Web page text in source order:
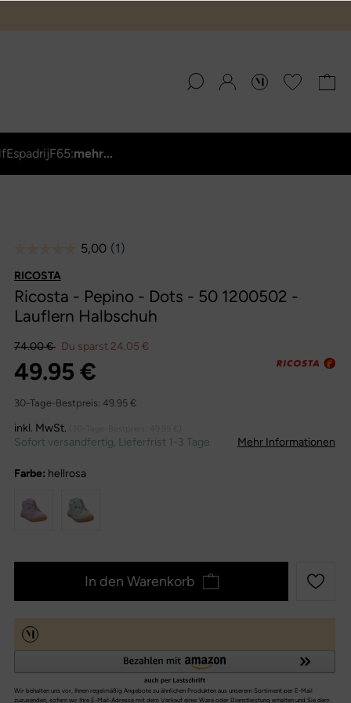
EspadrijF65:mehr...
RICOSTA
Ricosta - Pepino - Dots - 50 1200502 -
Lauflern Halbschuh
74.00 € Du sparst 24.05 €
49.95 €
30-Tage-Bestpreis: 49.95 €
inkl. MwSt.
Sofort versandfertig, Lieferfrist 1-3 Tage Mehr Informationen
Farbe: hellrosa
In den Warenkorb